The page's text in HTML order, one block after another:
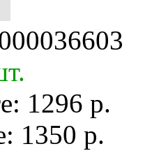
1296 р.
1350 р.